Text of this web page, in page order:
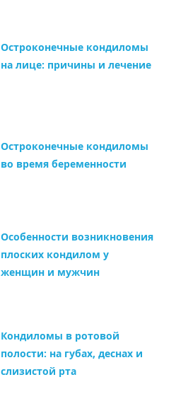
Остроконечные кондиломы
на лице: причины и лечение
Остроконечные кондиломы
во время беременности
Особенности возникновения
плоских кондилом у
женщин и мужчин
Кондиломы в ротовой
полости: на губах, деснах и
слизистой рта